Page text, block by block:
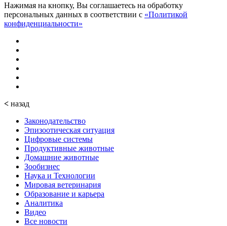
Нажимая на кнопку, Вы соглашаетесь на обработку
персональных данных в соответствии с «Политикой
конфиденциальности»
< назад
Законодательство
Эпизоотическая ситуация
Цифровые системы
Продуктивные животные
Домашние животные
Зообизнес
Наука и Технологии
Мировая ветеринария
Образование и карьера
Аналитика
Видео
Все новости